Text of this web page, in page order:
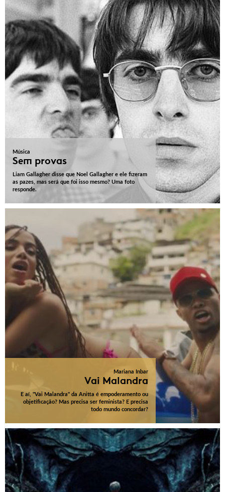
Música
Sem provas
Liam Gallagher disse que Noel Gallagher e ele fizeram
as pazes, mas será que foi isso mesmo? Uma foto
responde.
Mariana Inbar
Vai Malandra
E aí, "Vai Malandra" da Anitta é empoderamento ou
objetificação? Mas precisa ser feminista? E precisa
todo mundo concordar?